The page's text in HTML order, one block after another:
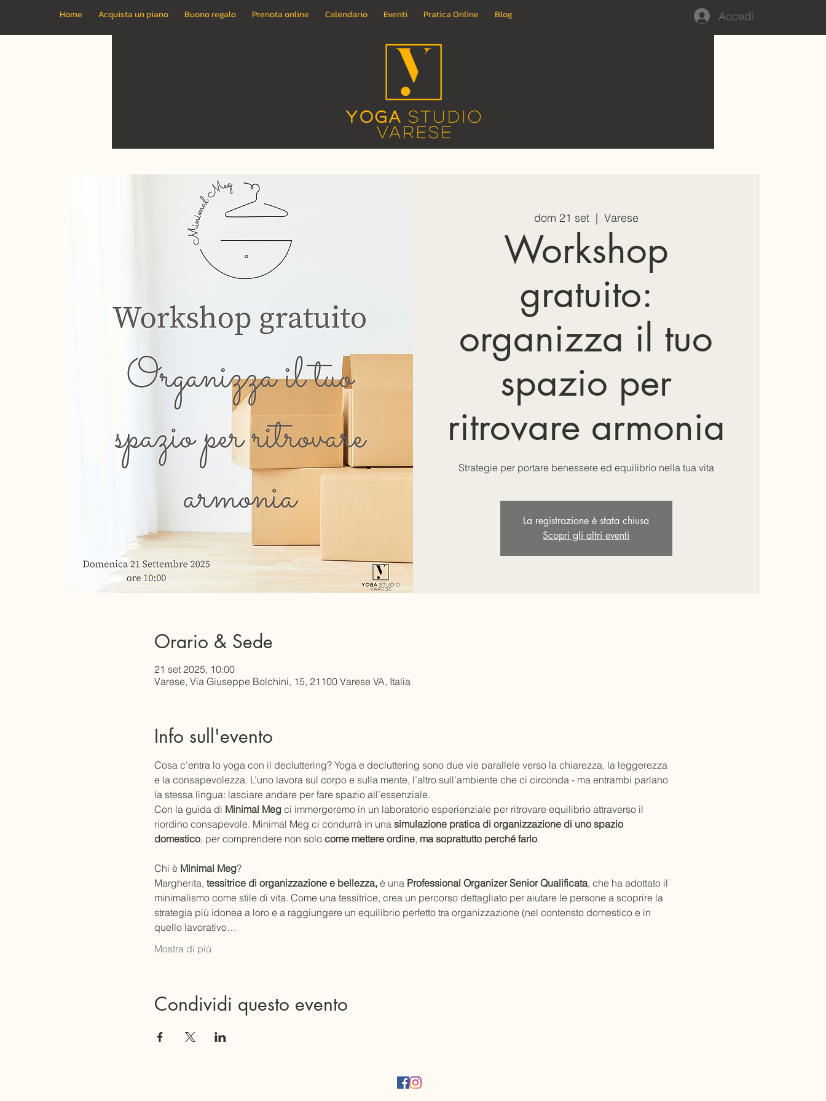
Home Acquista un piano Buono regalo Prenota online Calendario Eventi Pratica Online Blog Accedi
dom 21 set
  |
Varese
Workshop
gratuito:
organizza il tuo
spazio per
ritrovare armonia
Strategie per portare benessere ed equilibrio nella tua vita
La registrazione è stata chiusa
Scopri gli altri eventi
Orario & Sede
21 set 2025, 10:00
Varese, Via Giuseppe Bolchini, 15, 21100 Varese VA, Italia
Info sull'evento
Cosa c’entra lo yoga con il decluttering? Yoga e decluttering sono due vie parallele verso la chiarezza, la leggerezza
e la consapevolezza. L’uno lavora sul corpo e sulla mente, l’altro sull’ambiente che ci circonda - ma entrambi parlano
la stessa lingua: lasciare andare per fare spazio all’essenziale.
Con la guida di Minimal Meg ci immergeremo in un laboratorio esperienziale per ritrovare equilibrio attraverso il
riordino consapevole. Minimal Meg ci condurrà in una simulazione pratica di organizzazione di uno spazio
domestico, per comprendere non solo come mettere ordine, ma soprattutto perché farlo.
Chi è Minimal Meg?
Margherita, tessitrice di organizzazione e bellezza, è una Professional Organizer Senior Qualificata, che ha adottato il
minimalismo come stile di vita. Come una tessitrice, crea un percorso dettagliato per aiutare le persone a scoprire la
strategia più idonea a loro e a raggiungere un equilibrio perfetto tra organizzazione (nel contensto domestico e in
quello lavorativo…
Mostra di più
Condividi questo evento